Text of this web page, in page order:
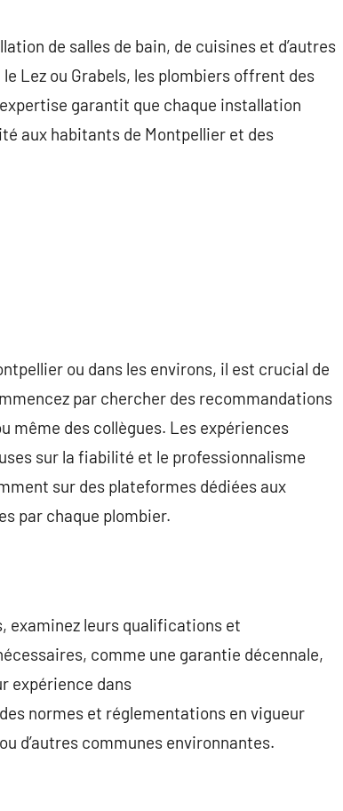
de salles de bain, de cuisines et d’autres
Lez ou Grabels, les plombiers offrent des
garantit que chaque installation
aux habitants de Montpellier et des
ou dans les environs, il est crucial de
par chercher des recommandations
même des collègues. Les expériences
sur la fiabilité et le professionnalisme
sur des plateformes dédiées aux
par chaque plombier.
examinez leurs qualifications et
comme une garantie décennale,
expérience dans
normes et réglementations en vigueur
d’autres communes environnantes.